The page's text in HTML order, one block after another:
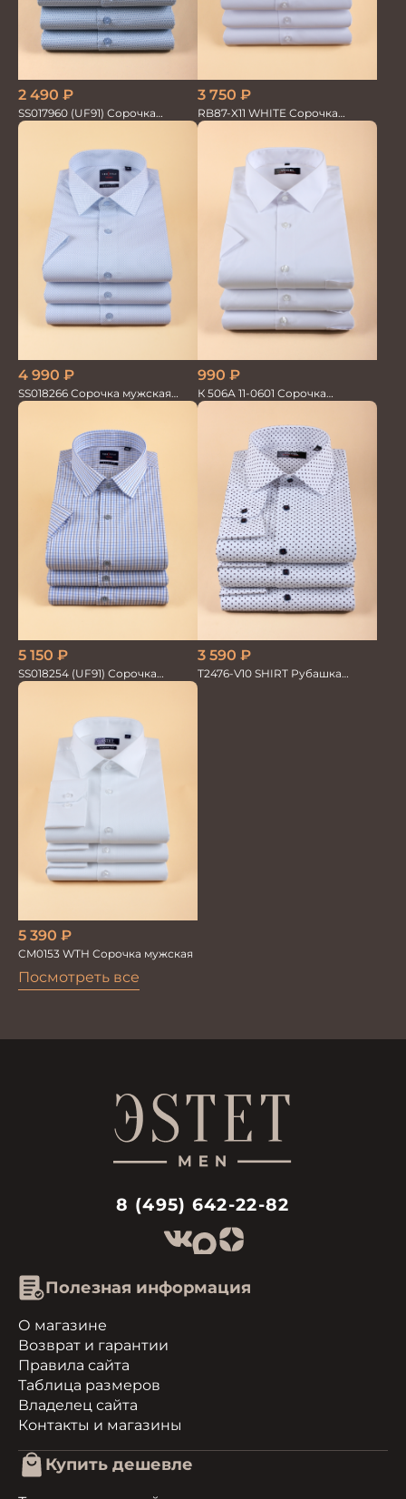
Посмотреть все
2 490 ₽
SS017960 (UF91) Сорочка
мужская кор. рук. GROSTYLE
3 750 ₽
RB87-X11 WHITE Сорочка
мужская бамбук хлопок
4 990 ₽
SS018266 Сорочка мужская
кор.рукав GROSTYLE TRENDY
990 ₽
К 506А 11-0601 Сорочка
мужская кор.рукав
5 150 ₽
SS018254 (UF91) Сорочка
мужская кр. рук. GROSTYLE
3 590 ₽
T2476-V10 SHIRT Рубашка
5 390 ₽
CM0153 WTH Сорочка мужская
8 (495) 642-22-82
Полезная информация
О магазине
Возврат и гарантии
Правила сайта
Таблица размеров
Владелец сайта
Контакты и магазины
Купить дешевле